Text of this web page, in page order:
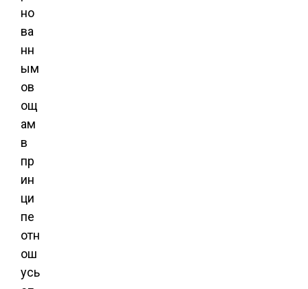
но
ва
нн
ым
ов
ощ
ам
в
пр
ин
ци
пе
отн
ош
усь